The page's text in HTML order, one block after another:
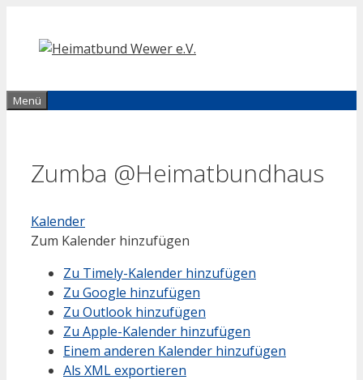
Inhalt
springen
Menü
Zumba @Heimatbundhaus
Kalender
Zum Kalender hinzufügen
Zu Timely-Kalender hinzufügen
Zu Google hinzufügen
Zu Outlook hinzufügen
Zu Apple-Kalender hinzufügen
Einem anderen Kalender hinzufügen
Als XML exportieren